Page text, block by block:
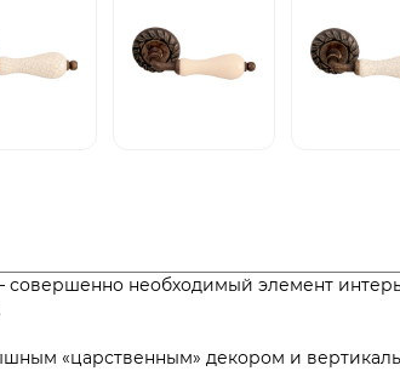
совершенно необходимый элемент
«царственным» декором и